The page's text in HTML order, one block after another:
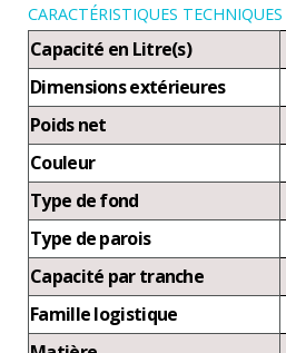
CARACTÉRISTIQUES TECHNIQUES
Capacité en Litre(s)
Dimensions extérieures
Poids net
Couleur
Type de fond
Type de parois
Capacité par tranche
Famille logistique